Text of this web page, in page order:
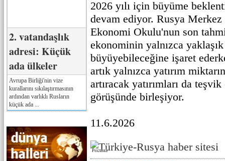
2. vatandaşlık
adresi: Küçük
ada ülkeler
Avrupa Birliği'nin vize
kurallarını sıkılaştırmasının
ardından varlıklı Rusların
küçük ada ...
2026 yılı için büyüme
devam ediyor. Rusya Merkez
Ekonomi Okulu'nun son
ekonominin yalnızca
büyüyebileceğine işaret
artık yalnızca yatırım
artıracak yatırımları da
görüşünde birleşiyor.
11.6.2026
Реклама